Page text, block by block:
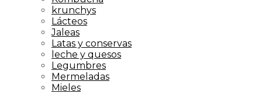
krunchys
Lácteos
Jaleas
Latas y conservas
leche y quesos
Legumbres
Mermeladas
Mieles